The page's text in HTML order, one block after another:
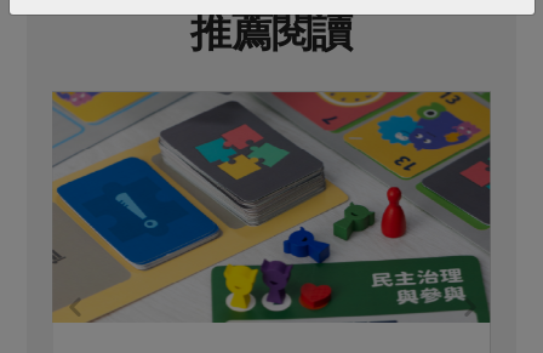
推薦閱讀